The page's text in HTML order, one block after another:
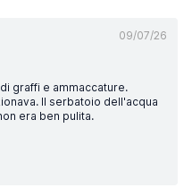
09/07/26
graffi e ammaccature.
Il serbatoio dell'acqua
era ben pulita.